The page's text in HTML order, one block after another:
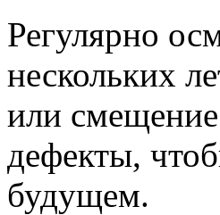
Регулярно
нескольких
или смещение
дефекты,
будущем.